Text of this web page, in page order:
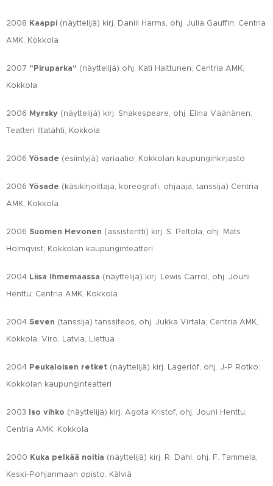
2008 Kaappi (näyttelijä) kirj. Daniil Harms, ohj. Julia Gauffin; Centria
AMK, Kokkola
2007 "Piruparka" (näyttelijä) ohj. Kati Halttunen; Centria AMK,
Kokkola
2006 Myrsky (näyttelijä) kirj. Shakespeare, ohj. Elina Väänänen;
Teatteri Iltatähti, Kokkola
2006 Yösade (esiintyjä) variaatio; Kokkolan kaupunginkirjasto
2006 Yösade (käsikirjoittaja, koreografi, ohjaaja, tanssija) Centria
AMK, Kokkola
2006 Suomen Hevonen (assistentti) kirj. S. Peltola, ohj. Mats
Holmqvist; Kokkolan kaupunginteatteri
2004 Liisa Ihmemaassa (näyttelijä) kirj. Lewis Carrol, ohj. Jouni
Henttu; Centria AMK, Kokkola
2004 Seven (tanssija) tanssiteos, ohj. Jukka Virtala; Centria AMK,
Kokkola, Viro, Latvia, Liettua
2004 Peukaloisen retket (näyttelijä) kirj. Lagerlöf, ohj. J-P Rotko;
Kokkolan kaupunginteatteri
2003 Iso vihko (näyttelijä) kirj. Agota Kristof, ohj. Jouni Henttu;
Centria AMK, Kokkola
2000 Kuka pelkää noitia (näyttelijä) kirj. R. Dahl, ohj. F. Tammela,
Keski-Pohjanmaan opisto, Kälviä